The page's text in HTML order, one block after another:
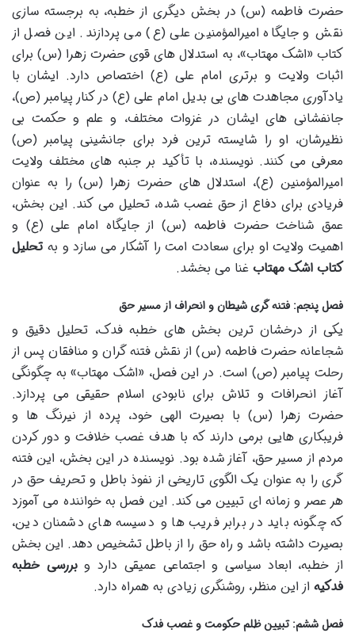
حضرت فاطمه (س) در بخش دیگری از خطبه، به برجسته سازی
نقش و جایگاه امیرالمؤمنین علی (ع) می پردازند. این فصل از
کتاب «اشک مهتاب»، به استدلال های قوی حضرت زهرا (س) برای
اثبات ولایت و برتری امام علی (ع) اختصاص دارد. ایشان با
یادآوری مجاهدت های بی بدیل امام علی (ع) در کنار پیامبر (ص)،
جانفشانی های ایشان در غزوات مختلف، و علم و حکمت بی
نظیرشان، او را شایسته ترین فرد برای جانشینی پیامبر (ص)
معرفی می کنند. نویسنده، با تأکید بر جنبه های مختلف ولایت
امیرالمؤمنین (ع)، استدلال های حضرت زهرا (س) را به عنوان
فریادی برای دفاع از حق غصب شده، تحلیل می کند. این بخش،
عمق شناخت حضرت فاطمه (س) از جایگاه امام علی (ع) و
اهمیت ولایت او برای سعادت امت را آشکار می سازد و به تحلیل
کتاب اشک مهتاب غنا می بخشد.
فصل پنجم: فتنه گری شیطان و انحراف از مسیر حق
یکی از درخشان ترین بخش های خطبه فدک، تحلیل دقیق و
شجاعانه حضرت فاطمه (س) از نقش فتنه گران و منافقان پس از
رحلت پیامبر (ص) است. در این فصل، «اشک مهتاب» به چگونگی
آغاز انحرافات و تلاش برای نابودی اسلام حقیقی می پردازد.
حضرت زهرا (س) با بصیرت الهی خود، پرده از نیرنگ ها و
فریبکاری هایی برمی دارند که با هدف غصب خلافت و دور کردن
مردم از مسیر حق، آغاز شده بود. نویسنده در این بخش، این فتنه
گری را به عنوان یک الگوی تاریخی از نفوذ باطل و تحریف حق در
هر عصر و زمانه ای تبیین می کند. این فصل به خواننده می آموزد
که چگونه باید در برابر فریب ها و دسیسه های دشمنان دین،
بصیرت داشته باشد و راه حق را از باطل تشخیص دهد. این بخش
از خطبه، ابعاد سیاسی و اجتماعی عمیقی دارد وبررسی خطبه
فدکیه از این منظر، روشنگری زیادی به همراه دارد.
فصل ششم: تبیین ظلم حکومت و غصب فدک